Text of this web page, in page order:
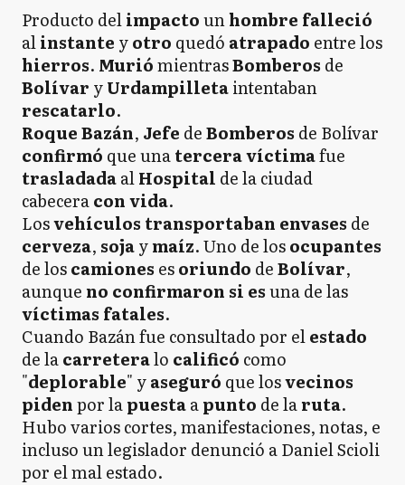
Producto delimpactounhombre falleció
alinstante yotro quedó atrapado entre los
hierros. MuriómientrasBomberos de
Bolívar yUrdampilletaintentaban
rescatarlo.
Roque Bazán, Jefe deBomberos de Bolívar
confirmó que unatercera víctimafue
trasladadaalHospital de la ciudad
cabeceracon vida.
Losvehículos transportaban envases de
cerveza, sojaymaíz. Uno de losocupantes
de loscamiones esoriundo deBolívar,
aunque no confirmaron si esuna de las
víctimas fatales.
Cuando Bazán fue consultado por elestado
de lacarreteralo calificó como
"deplorable" yaseguró que losvecinos
pidenpor lapuestaapunto de laruta.
Hubo varios cortes, manifestaciones, notas, e
incluso un legislador denunció a Daniel Scioli
por el mal estado.